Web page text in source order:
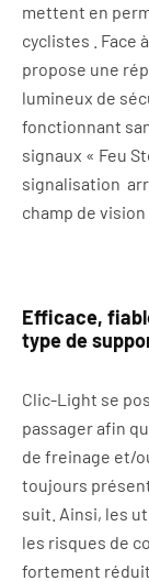
mettent en
cyclistes . Face
propose une
lumineux de
fonctionnant
signaux « Feu
signalisation
champ de vision
Efficace,
type de
Clic-Light se
passager afin
de freinage et/
toujours
suit. Ainsi, les
les risques de
fortement